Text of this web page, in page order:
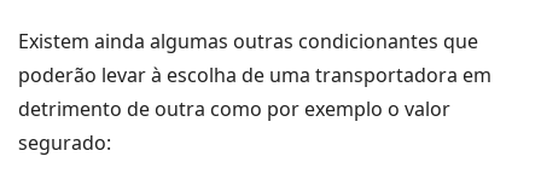
Existem ainda algumas outras condicionantes que
poderão levar à escolha de uma transportadora em
detrimento de outra como por exemplo o valor
segurado: